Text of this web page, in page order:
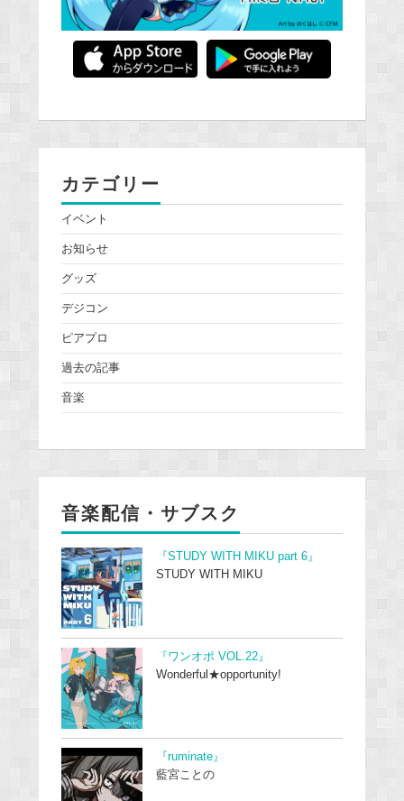
カテゴリー
イベント
お知らせ
グッズ
デジコン
ピアプロ
過去の記事
音楽
音楽配信・サブスク
『STUDY WITH MIKU part 6』
STUDY WITH MIKU
『ワンオポ VOL.22』
Wonderful★opportunity!
『ruminate』
藍宮ことの